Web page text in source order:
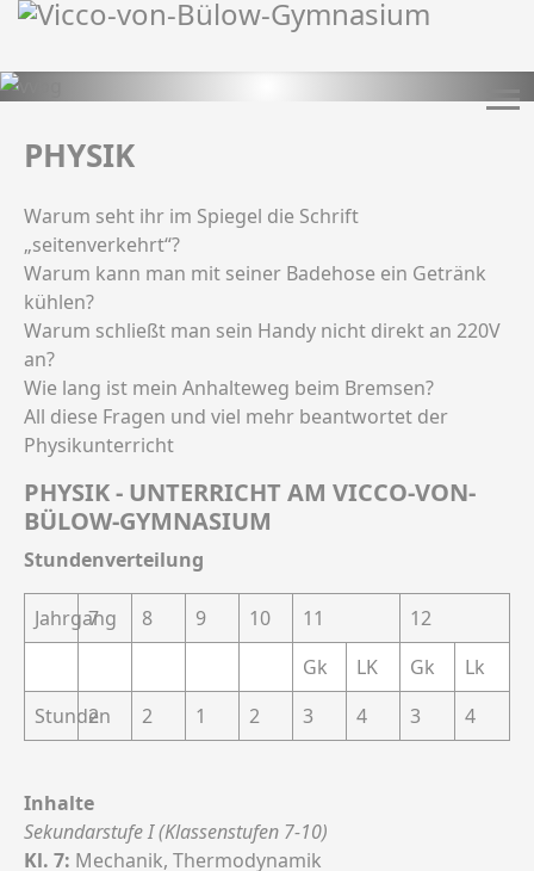
PHYSIK
Warum seht ihr im Spiegel die Schrift
„seitenverkehrt“?
Warum kann man mit seiner Badehose ein Getränk
kühlen?
Warum schließt man sein Handy nicht direkt an 220V
an?
Wie lang ist mein Anhalteweg beim Bremsen?
All diese Fragen und viel mehr beantwortet der
Physikunterricht
PHYSIK - UNTERRICHT AM VICCO-VON-
BÜLOW-GYMNASIUM
Stundenverteilung
Jahrgang
7 8 9 10 11
12
Gk
LK Gk
Lk
Stunden
2 2 1 2 3 4 3 4
Inhalte
Sekundarstufe I (Klassenstufen 7-10)
Kl. 7: Mechanik, Thermodynamik